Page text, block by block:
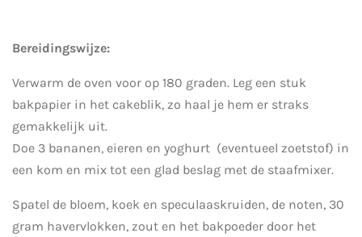
Bereidingswijze:
Verwarm de oven voor op 180 graden. Leg een stuk
bakpapier in het cakeblik, zo haal je hem er straks
gemakkelijk uit.
Doe 3 bananen, eieren en yoghurt (eventueel zoetstof) in
een kom en mix tot een glad beslag met de staafmixer.
Spatel de bloem, koek en speculaaskruiden, de noten, 30
gram havervlokken, zout en het bakpoeder door het